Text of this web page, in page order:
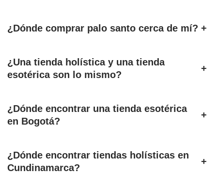
¿Dónde comprar palo santo cerca de mí? +
¿Una tienda holística y una tienda
esotérica son lo mismo?
+
¿Dónde encontrar una tienda esotérica
en Bogotá?
+
¿Dónde encontrar tiendas holísticas en
Cundinamarca?
+